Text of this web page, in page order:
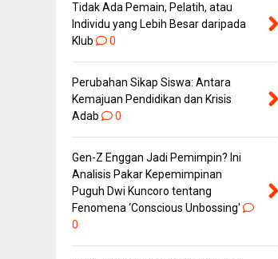
Tidak Ada Pemain, Pelatih, atau
Individu yang Lebih Besar daripada
Klub
0
Perubahan Sikap Siswa: Antara
Kemajuan Pendidikan dan Krisis
Adab
0
Gen-Z Enggan Jadi Pemimpin? Ini
Analisis Pakar Kepemimpinan
Puguh Dwi Kuncoro tentang
Fenomena ‘Conscious Unbossing'
0